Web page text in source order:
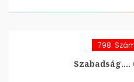
798.
Szabadság….